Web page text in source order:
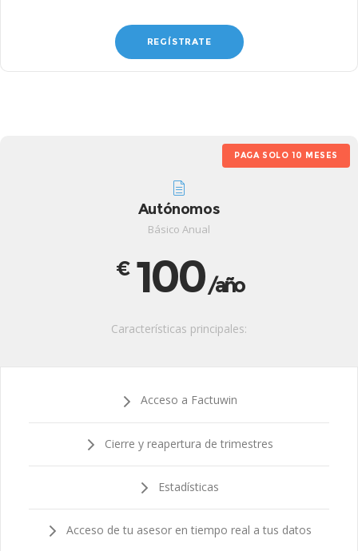
REGÍSTRATE
PAGA SOLO 10 MESES
Autónomos
Básico Anual
€ 100/año
Características principales:
Acceso a Factuwin
Cierre y reapertura de trimestres
Estadísticas
Acceso de tu asesor en tiempo real a tus datos